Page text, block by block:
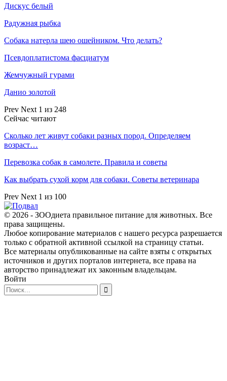
Дискус белый
Радужная рыбка
Собака натерла шею ошейником. Что делать?
Псевдоплатистома фасциатум
Жемчужный гурами
Данио золотой
Prev Next 1 из 248
Сейчас читают
Сколько лет живут собаки разных пород. Определяем
возраст…
Перевозка собак в самолете. Правила и советы
Как выбрать сухой корм для собаки. Советы ветеринара
Prev Next 1 из 100
© 2026 - ЗООдиета правильное питание для животных. Все
права защищены.
Любое копирование материалов с нашего ресурса разрешается
только с обратной активной ссылкой на страницу статьи.
Все материалы опубликованные на сайте взяты с открытых
источников и других порталов интернета, все права на
авторство принадлежат их законным владельцам.
Войти